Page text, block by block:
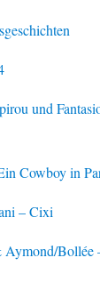
und
Cowboy in
– Cixi
Bollée